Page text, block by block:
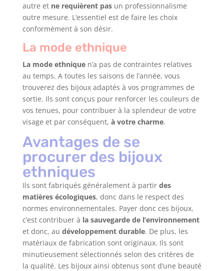
autre et ne requièrent pasun professionnalisme
outre mesure. L’essentiel est de faire les choix
conformément à son désir.
La mode ethnique
La mode ethniquen’a pas de contraintes relatives
au temps. A toutes les saisons de l’année, vous
trouverez des bijoux adaptés à vos programmes de
sortie. Ils sont conçus pour renforcer les couleurs de
vos tenues, pour contribuer à la splendeur de votre
visage et par conséquent, à votre charme.
Avantages de se
procurer des bijoux
ethniques
Ils sont fabriqués généralement à partir des
matières écologiques, donc dans le respect des
normes environnementales. Payer donc ces bijoux,
c’est contribuer à la sauvegarde de l’environnement
et donc, au développement durable. De plus, les
matériaux de fabrication sont originaux. Ils sont
minutieusement sélectionnés selon des critères de
la qualité. Les bijoux ainsi obtenus sont d’une beauté